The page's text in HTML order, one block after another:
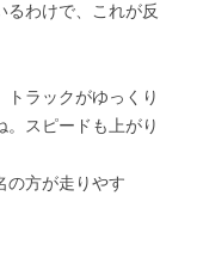
るわけで、これが反
ラックがゆっくり
スピードも上がり
の方が走りやす